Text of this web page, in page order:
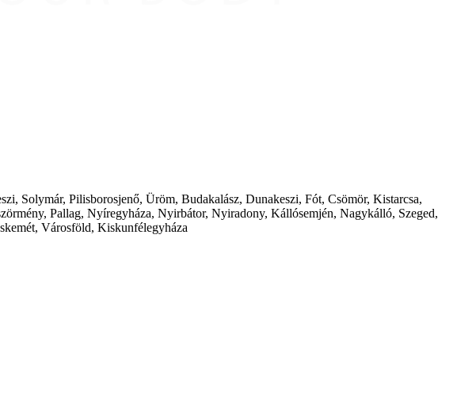
Solymár, Pilisborosjenő, Üröm, Budakalász, Dunakeszi, Fót, Csömör, Kistarcsa,
Pallag, Nyíregyháza, Nyirbátor, Nyiradony, Kállósemjén, Nagykálló, Szeged,
Városföld, Kiskunfélegyháza